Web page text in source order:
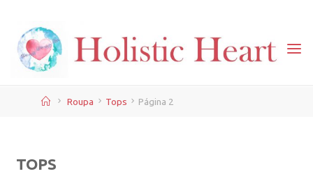
content
HomeRoupa Tops Página 2
TOPS